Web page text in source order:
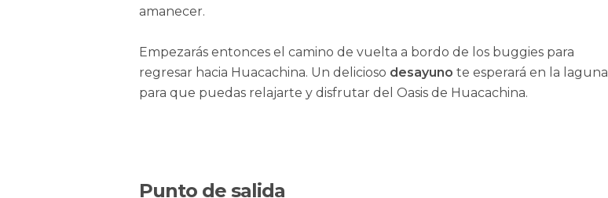
amanecer.
Empezarás entonces el camino de vuelta a bordo de los buggies para
regresar hacia Huacachina. Un delicioso desayuno te esperará en la laguna
para que puedas relajarte y disfrutar del Oasis de Huacachina.
Punto de salida